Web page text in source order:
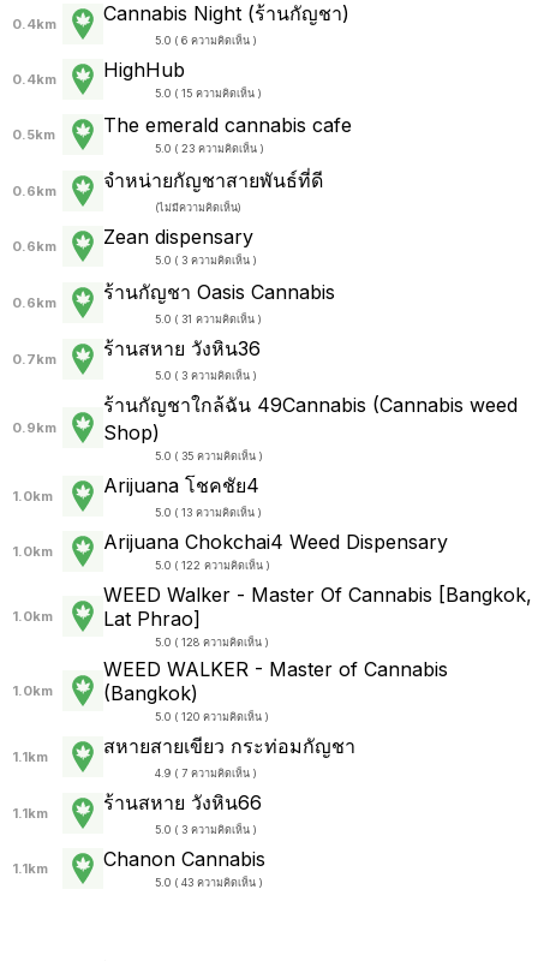
0.4km Cannabis Night (ร้านกัญชา)
5.0 ( 6 ความคิดเห็น )
0.4km HighHub
5.0 ( 15 ความคิดเห็น )
0.5km The emerald cannabis cafe
5.0 ( 23 ความคิดเห็น )
0.6km จำหน่ายกัญชาสายพันธ์ที่ดี
(ไม่มีความคิดเห็น)
0.6km Zean dispensary
5.0 ( 3 ความคิดเห็น )
0.6km ร้านกัญชา Oasis Cannabis
5.0 ( 31 ความคิดเห็น )
0.7km ร้านสหาย วังหิน36
5.0 ( 3 ความคิดเห็น )
0.9km
ร้านกัญชาใกล้ฉัน 49Cannabis (Cannabis weed
Shop)
5.0 ( 35 ความคิดเห็น )
1.0km Arijuana โชคชัย4
5.0 ( 13 ความคิดเห็น )
1.0km Arijuana Chokchai4 Weed Dispensary
5.0 ( 122 ความคิดเห็น )
1.0km
WEED Walker - Master Of Cannabis [Bangkok,
Lat Phrao]
5.0 ( 128 ความคิดเห็น )
1.0km
WEED WALKER - Master of Cannabis
(Bangkok)
5.0 ( 120 ความคิดเห็น )
1.1km สหายสายเขียว กระท่อมกัญชา
4.9 ( 7 ความคิดเห็น )
1.1km ร้านสหาย วังหิน66
5.0 ( 3 ความคิดเห็น )
1.1km Chanon Cannabis
5.0 ( 43 ความคิดเห็น )